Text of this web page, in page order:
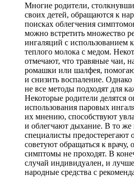
Многие родители,
своих детей, обращаются к
поисках облегчения
можно встретить множество
ингаляций с использованием
теплого молока с медом.
отмечают, что травяные чаи,
ромашки или шалфея,
и снизить воспаление.
не все методы подходят для
Некоторые родители делятся
использования паровых
их мнению, способствуют
и облегчают дыхание. В то же
специалисты предостерегают
советуют обращаться к врачу,
симптомы не проходят. В
случай индивидуален, и лучше
народные средства с